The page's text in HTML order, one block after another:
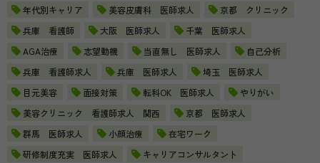
年代別キャリア
美容皮膚科 医師求人
京都 クリニック
兵庫 看護師
大阪 医師求人
千葉 医師求人
AGA治療
志望動機 当直無し 医師求人
自己分析
兵庫 看護師求人
兵庫 医師求人
埼玉 医師求人
目元美容
面接対策 転科OK 医師求人
やりがい
美容クリニック 看護師求人 関西
京都 医師求人
群馬 医師求人
小顔治療
在宅ワーク
研修制度充実 医師求人
キャリアコンサルタント